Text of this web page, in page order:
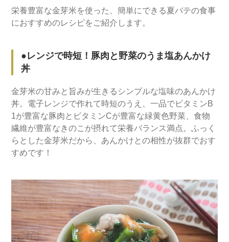
栄養豊富な金芽米を使った、簡単にできる夏バテの食事
におすすめのレシピをご紹介します。
●レンジで時短！豚肉と野菜のうま塩あんかけ
丼
金芽米の甘みと旨みが生きるシンプルな塩味のあんかけ
丼。電子レンジで作れて時短のうえ、一品でビタミンB
1が豊富な豚肉とビタミンCが豊富な緑黄色野菜、食物
繊維が豊富なきのこが摂れて栄養バランス満点。ふっく
らとした金芽米だから、あんかけとの相性が抜群でおす
すめです！